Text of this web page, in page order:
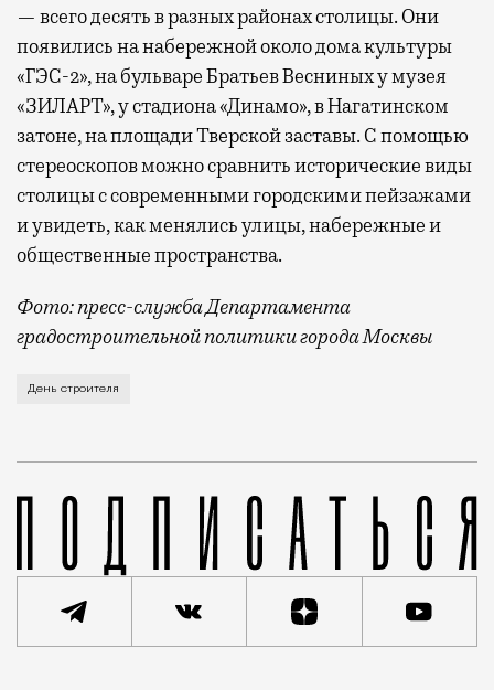
— всего десять в разных районах столицы. Они
появились на набережной около дома культуры
«ГЭС-2», на бульваре Братьев Весниных у музея
«ЗИЛАРТ», у стадиона «Динамо», в Нагатинском
затоне, на площади Тверской заставы. С помощью
стереоскопов можно сравнить исторические виды
столицы с современными городскими пейзажами
и увидеть, как менялись улицы, набережные и
общественные пространства.
Фото: пресс-служба Департамента
градостроительной политики города Москвы
В этом году профессиональный праздник День
День строителя